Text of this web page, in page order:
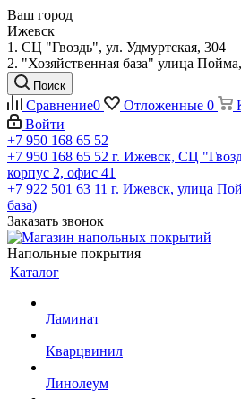
Ваш город
Ижевск
1. СЦ "Гвоздь", ул. Удмуртская, 304
2. "Хозяйственная база" улица
Поиск
Сравнение0 Отложенные 0
Войти
+7 950 168 65 52
+7 950 168 65 52 г. Ижевск, СЦ
корпус 2, офис 41
+7 922 501 63 11 г. Ижевск, улица
база)
Заказать звонок
Напольные покрытия
Каталог
Ламинат
Кварцвинил
Линолеум